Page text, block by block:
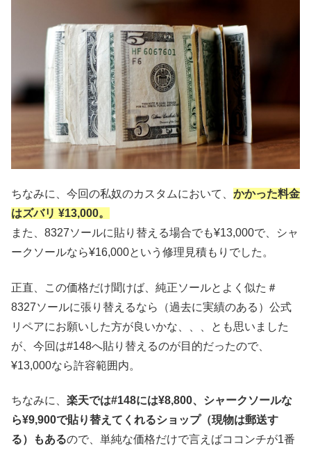
ちなみに、今回の私奴のカスタムにおいて、 かかった料金
はズバリ ¥13,000。
また、8327ソールに貼り替える場合でも¥13,000で、シャ
ークソールなら¥16,000という修理見積もりでした。
正直、この価格だけ聞けば、純正ソールとよく似た＃
8327ソールに張り替えるなら（過去に実績のある）公式
リペアにお願いした方が良いかな、、、とも思いました
が、今回は#148へ貼り替えるのが目的だったので、
¥13,000なら許容範囲内。
ちなみに、 楽天では#148には¥8,800、シャークソールな
ら¥9,900で貼り替えてくれるショップ（現物は郵送す
る）もあるので、単純な価格だけで言えばココンチが1番